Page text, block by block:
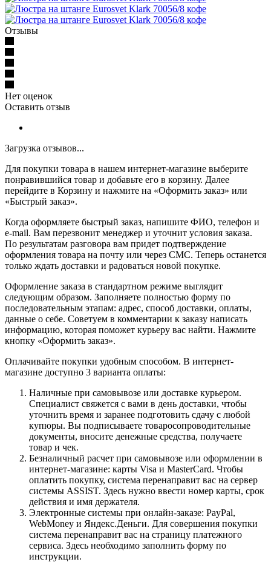
Отзывы
Нет оценок
Оставить отзыв
Загрузка отзывов...
Для покупки товара в нашем интернет-магазине выберите
понравившийся товар и добавьте его в корзину. Далее
перейдите в Корзину и нажмите на «Оформить заказ» или
«Быстрый заказ».
Когда оформляете быстрый заказ, напишите ФИО, телефон и
e-mail. Вам перезвонит менеджер и уточнит условия заказа.
По результатам разговора вам придет подтверждение
оформления товара на почту или через СМС. Теперь останется
только ждать доставки и радоваться новой покупке.
Оформление заказа в стандартном режиме выглядит
следующим образом. Заполняете полностью форму по
последовательным этапам: адрес, способ доставки, оплаты,
данные о себе. Советуем в комментарии к заказу написать
информацию, которая поможет курьеру вас найти. Нажмите
кнопку «Оформить заказ».
Оплачивайте покупки удобным способом. В интернет-
магазине доступно 3 варианта оплаты:
Наличные при самовывозе или доставке курьером.
Специалист свяжется с вами в день доставки, чтобы
уточнить время и заранее подготовить сдачу с любой
купюры. Вы подписываете товаросопроводительные
документы, вносите денежные средства, получаете
товар и чек.
Безналичный расчет при самовывозе или оформлении в
интернет-магазине: карты Visa и MasterCard. Чтобы
оплатить покупку, система перенаправит вас на сервер
системы ASSIST. Здесь нужно ввести номер карты, срок
действия и имя держателя.
Электронные системы при онлайн-заказе: PayPal,
WebMoney и Яндекс.Деньги. Для совершения покупки
система перенаправит вас на страницу платежного
сервиса. Здесь необходимо заполнить форму по
инструкции.